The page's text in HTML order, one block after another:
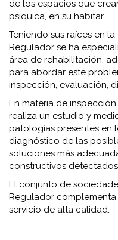
de los espacios que
psíquica, en su habitar.
Teniendo sus raíces en
Regulador se ha
área de rehabilitación,
para abordar este
inspección, evaluación,
En materia de
realiza un estudio y
patologías presentes en
diagnóstico de las
soluciones más
constructivos
El conjunto de
Regulador
servicio de alta calidad.